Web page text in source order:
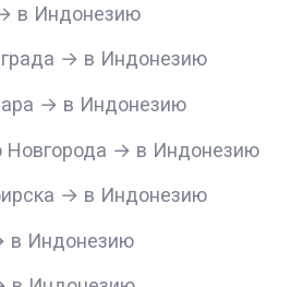
в Индонезию
→ в Индонезию
→ в Индонезию
Новгорода → в Индонезию
→ в Индонезию
в Индонезию